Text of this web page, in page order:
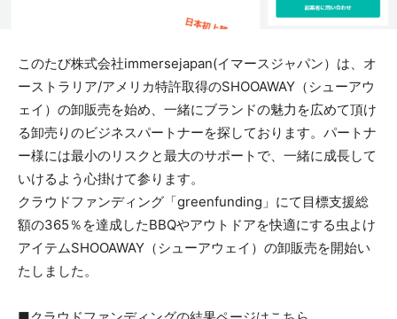
このたび株式会社immersejapan(イマースジャパン）は、オ
ーストラリア/アメリカ特許取得のSHOOAWAY（シューアウ
ェイ）の卸販売を始め、一緒にブランドの魅力を広めて頂け
る卸売りのビジネスパートナーを探しております。パートナ
ー様には最小のリスクと最大のサポートで、一緒に成長して
いけるよう心掛けて参ります。
クラウドファンディング「greenfunding」にて目標支援総
額の365％を達成したBBQやアウトドアを快適にする虫よけ
アイテムSHOOAWAY（シューアウェイ）の卸販売を開始い
たしました。